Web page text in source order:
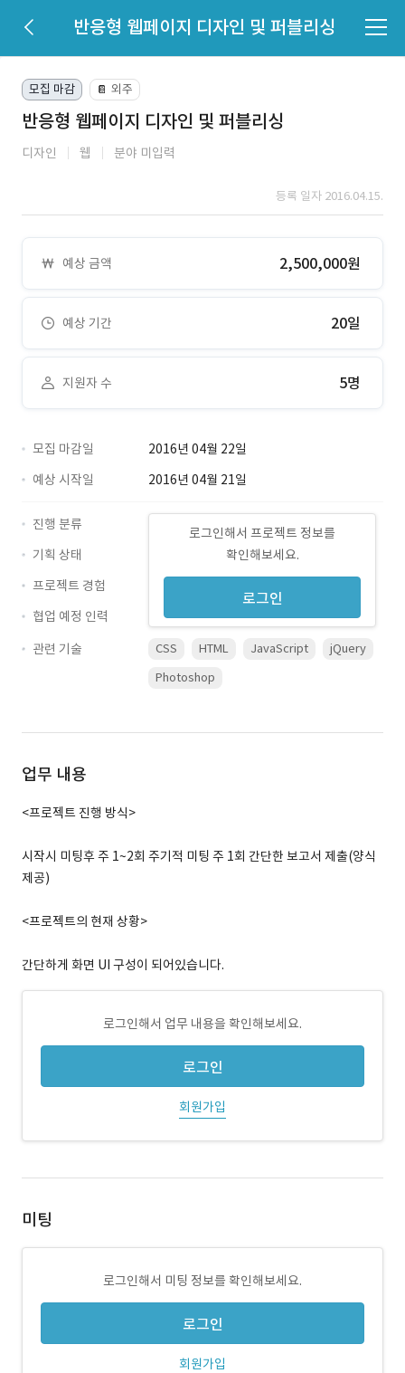
반응형 웹페이지 디자인 및 퍼블리싱
모집 마감 📔 외주
반응형 웹페이지 디자인 및 퍼블리싱
디자인 웹 분야 미입력
등록 일자 2016.04.15.
예상 금액 2,500,000원
예상 기간 20일
지원자 수 5명
모집 마감일
2016년 04월 22일
예상 시작일
2016년 04월 21일
로그인해서 프로젝트 정보를
확인해보세요.
로그인
진행 분류
기획 상태
프로젝트 경험
협업 예정 인력
관련 기술
CSS HTML JavaScript
jQuery
Photoshop
업무 내용
<프로젝트 진행 방식>
시작시 미팅후 주 1~2회 주기적 미팅 주 1회 간단한 보고서 제출(양식
제공)
<프로젝트의 현재 상황>
간단하게 화면 UI 구성이 되어있습니다.
로그인해서 업무 내용을 확인해보세요.
로그인
회원가입
미팅
로그인해서 미팅 정보를 확인해보세요.
로그인
회원가입